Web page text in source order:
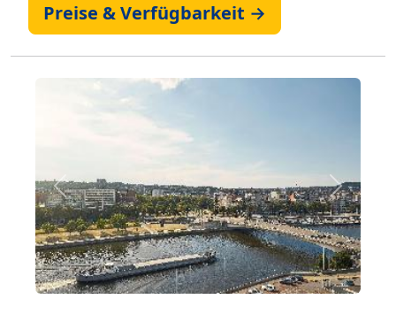
Preise & Verfügbarkeit →
Zurück Weiter